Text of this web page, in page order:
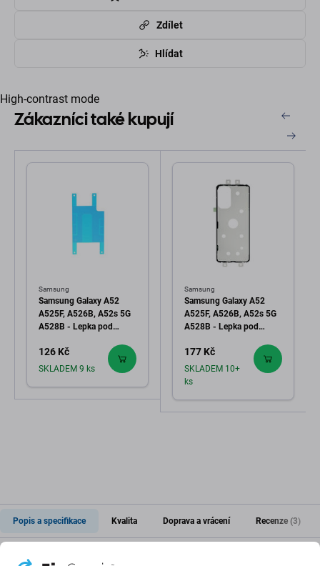
Zdílet
Hlídat
High-contrast mode
Zákazníci také kupují
Samsung
Samsung Galaxy A52
A525F, A526B, A52s 5G
A528B - Lepka pod
22420A Genuine Service
Pack
126 Kč
SKLADEM 9 ks
Samsung
Samsung Galaxy A52
A525F, A526B, A52s 5G
A528B - Lepka pod
GH02-22419A Genuine
Service Pack
177 Kč
SKLADEM 10+
ks
Popis a specifikace Kvalita Doprava a vrácení Recenze (3)